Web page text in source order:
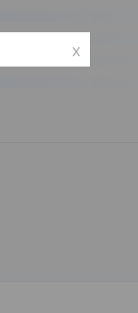
x